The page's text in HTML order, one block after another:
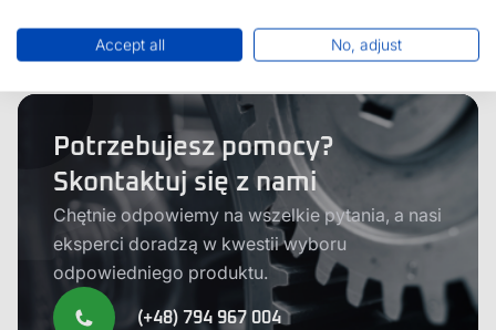
Potrzebujesz pomocy?
Skontaktuj się z nami
Chętnie odpowiemy na wszelkie pytania, a nasi
eksperci doradzą w kwestii wyboru
odpowiedniego produktu.
(+48) 794 967 004
Accept all No, adjust